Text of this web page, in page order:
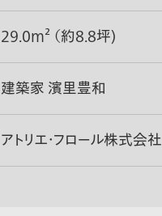
29.0m² （約8.8坪)
建築家 濱里豊和
アトリエ・フロール株式会社